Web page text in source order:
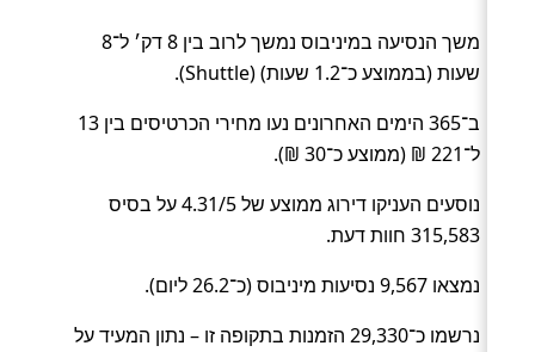
משך הנסיעה במיניבוס נמשך לרוב בין 8 דק׳ ל־8
שעות (בממוצע כ־1.2 שעות) (Shuttle).
ב־365 הימים האחרונים נעו מחירי הכרטיסים בין 13
ל־221 ₪ (ממוצע כ־30 ₪).
נוסעים העניקו דירוג ממוצע של 4.31/5 על בסיס
315,583 חוות דעת.
נמצאו 9,567 נסיעות מיניבוס (כ־26.2 ליום).
נרשמו כ־29,330 הזמנות בתקופה זו – נתון המעיד על